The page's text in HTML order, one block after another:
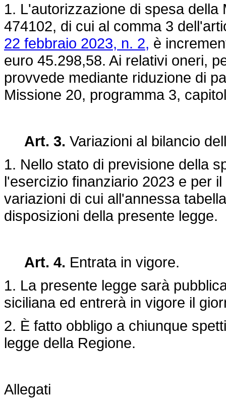
1. L'autorizzazione di spesa
474102, di cui al comma 3
22 febbraio 2023, n. 2, è
euro 45.298,58. Ai relativi oneri,
provvede mediante riduzione di
Missione 20, programma 3,
Art. 3. Variazioni al bilancio
1. Nello stato di previsione della
l'esercizio finanziario 2023 e per
variazioni di cui all'annessa
disposizioni della presente legge.
Art. 4. Entrata in vigore.
1. La presente legge sarà
siciliana ed entrerà in vigore il
2. È fatto obbligo a chiunque
legge della Regione.
Allegati